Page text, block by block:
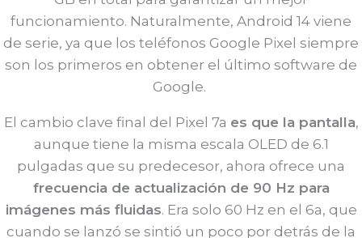
funcionamiento. Naturalmente, Android 14 viene
de serie, ya que los teléfonos Google Pixel siempre
son los primeros en obtener el último software de
Google.
El cambio clave final del Pixel 7a es que la pantalla,
aunque tiene la misma escala OLED de 6.1
pulgadas que su predecesor, ahora ofrece una
frecuencia de actualización de 90 Hz para
imágenes más fluidas. Era solo 60 Hz en el 6a, que
cuando se lanzó se sintió un poco por detrás de la